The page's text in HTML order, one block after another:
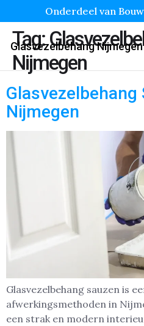
Onderdeel van
Glasvezelbehang Nijmegen
Tag:
Nijmegen
Glasvezelbehang
Nijmegen
Glasvezelbehang sauzen is
afwerkingsmethoden in
een strak en modern